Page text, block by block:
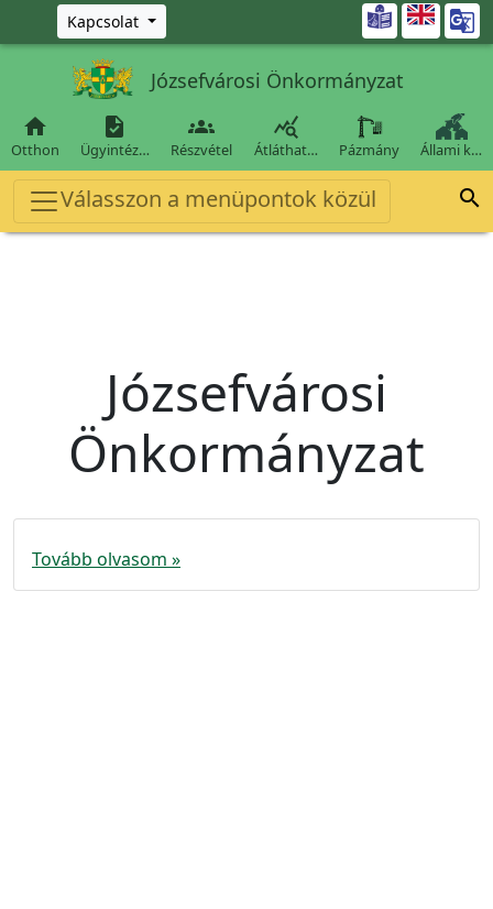
Ugrás a fő tartalomra
Kapcsolat 
Józsefvárosi Önkormányzat

Otthon

Ügyintéz…

Részvétel

Átláthat… Pázmány Állami k…
Válasszon a menüpontok közül 
Józsefvárosi
Önkormányzat
Tovább olvasom »